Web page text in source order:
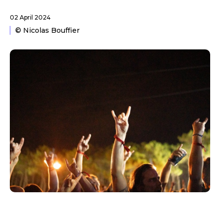
02 April 2024
© Nicolas Bouffier